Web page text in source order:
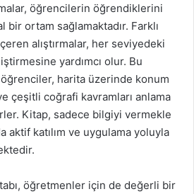
öğrencilerin öğrendiklerini
ortam sağlamaktadır. Farklı
alıştırmalar, her seviyedeki
yardımcı olur. Bu
öğrenciler, harita üzerinde konum
çeşitli coğrafi kavramları anlama
Kitap, sadece bilgiyi vermekle
aktif katılım ve uygulama yoluyla
öğretmenler için de değerli bir